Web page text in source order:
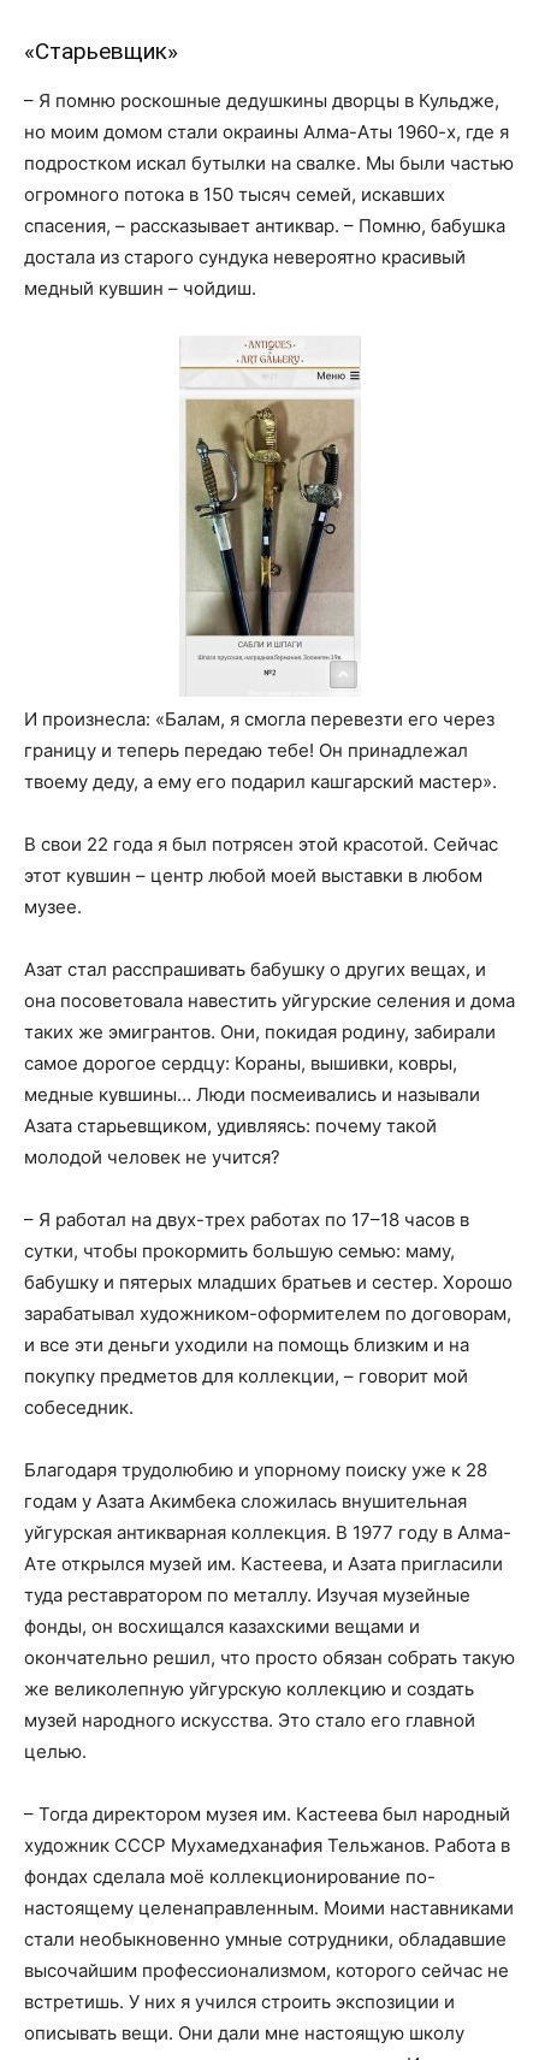
«Старьевщик»
– Я помню роскошные дедушкины дворцы в Кульдже,
но моим домом стали окраины Алма-Аты 1960-х, где я
подростком искал бутылки на свалке. Мы были частью
огромного потока в 150 тысяч семей, искавших
спасения, – рассказывает антиквар. – Помню, бабушка
достала из старого сундука невероятно красивый
медный кувшин – чойдиш.
И произнесла: «Балам, я смогла перевезти его через
границу и теперь передаю тебе! Он принадлежал
твоему деду, а ему его подарил кашгарский мастер».
В свои 22 года я был потрясен этой красотой. Сейчас
этот кувшин – центр любой моей выставки в любом
музее.
Азат стал расспрашивать бабушку о других вещах, и
она посоветовала навестить уйгурские селения и дома
таких же эмигрантов. Они, покидая родину, забирали
самое дорогое сердцу: Кораны, вышивки, ковры,
медные кувшины… Люди посмеивались и называли
Азата старьевщиком, удивляясь: почему такой
молодой человек не учится?
– Я работал на двух-трех работах по 17–18 часов в
сутки, чтобы прокормить большую семью: маму,
бабушку и пятерых младших братьев и сестер. Хорошо
зарабатывал художником-оформителем по договорам,
и все эти деньги уходили на помощь близким и на
покупку предметов для коллекции, – говорит мой
собеседник.
Благодаря трудолюбию и упорному поиску уже к 28
годам у Азата Акимбека сложилась внушительная
уйгурская антикварная коллекция. В 1977 году в Алма-
Ате открылся музей им. Кастеева, и Азата пригласили
туда реставратором по металлу. Изучая музейные
фонды, он восхищался казахскими вещами и
окончательно решил, что просто обязан собрать такую
же великолепную уйгурскую коллекцию и создать
музей народного искусства. Это стало его главной
целью.
– Тогда директором музея им. Кастеева был народный
художник СССР Мухамедханафия Тельжанов. Работа в
фондах сделала моё коллекционирование по-
настоящему целенаправленным. Моими наставниками
стали необыкновенно умные сотрудники, обладавшие
высочайшим профессионализмом, которого сейчас не
встретишь. У них я учился строить экспозиции и
описывать вещи. Они дали мне настоящую школу